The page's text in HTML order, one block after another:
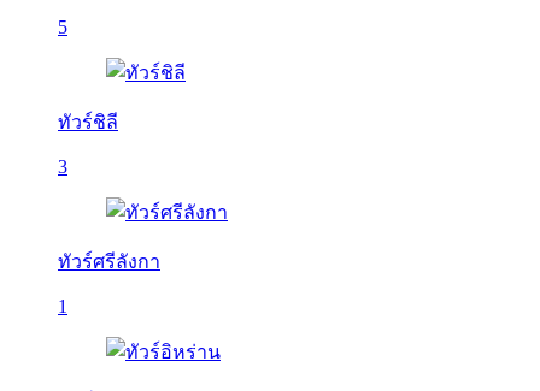
5
ทัวร์ชิลี
3
ทัวร์ศรีลังกา
1